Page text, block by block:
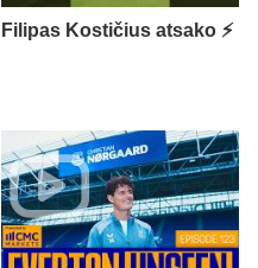
Filipas Kostičius atsako ⚡